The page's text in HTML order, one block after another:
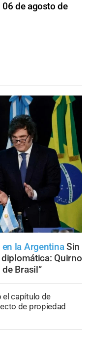
de agosto de
la Argentina Sin
Quirno
Brasil”
el capítulo de
de propiedad